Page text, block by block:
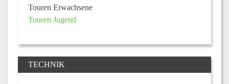
Touren Erwachsene
Touren Jugend
TECHNIK